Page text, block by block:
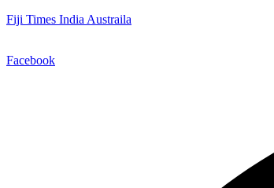
Fiji Times India Austraila
Facebook